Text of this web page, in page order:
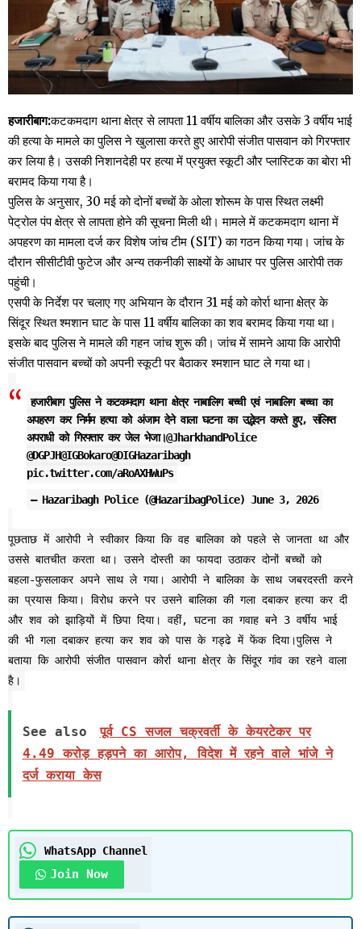
हजारीबाग:कटकमदाग थाना क्षेत्र से लापता 11 वर्षीय बालिका और उसके 3 वर्षीय भाई
की हत्या के मामले का पुलिस ने खुलासा करते हुए आरोपी संजीत पासवान को गिरफ्तार
कर लिया है। उसकी निशानदेही पर हत्या में प्रयुक्त स्कूटी और प्लास्टिक का बोरा भी
बरामद किया गया है।
पुलिस के अनुसार, 30 मई को दोनों बच्चों के ओला शोरूम के पास स्थित लक्ष्मी
पेट्रोल पंप क्षेत्र से लापता होने की सूचना मिली थी। मामले में कटकमदाग थाना में
अपहरण का मामला दर्ज कर विशेष जांच टीम (SIT) का गठन किया गया। जांच के
दौरान सीसीटीवी फुटेज और अन्य तकनीकी साक्ष्यों के आधार पर पुलिस आरोपी तक
पहुंची।
एसपी के निर्देश पर चलाए गए अभियान के दौरान 31 मई को कोर्रा थाना क्षेत्र के
सिंदूर स्थित श्मशान घाट के पास 11 वर्षीय बालिका का शव बरामद किया गया था।
इसके बाद पुलिस ने मामले की गहन जांच शुरू की। जांच में सामने आया कि आरोपी
संजीत पासवान बच्चों को अपनी स्कूटी पर बैठाकर श्मशान घाट ले गया था।
हजारीबाग पुलिस ने कटकमदाग थाना क्षेत्र नाबालिग बच्ची एवं नाबालिग बच्चा का
अपहरण कर निर्मम हत्या को अंजाम देने वाला घटना का उद्भेदन करते हुए, संलिप्त
अपराधी को गिरफ्तार कर जेल भेजा।@JharkhandPolice
@DGPJH@IGBokaro@DIGHazaribagh
pic.twitter.com/aRoAXHWuPs
— Hazaribagh Police (@HazaribagPolice) June 3, 2026
पूछताछ में आरोपी ने स्वीकार किया कि वह बालिका को पहले से जानता था और
उससे बातचीत करता था। उसने दोस्ती का फायदा उठाकर दोनों बच्चों को
बहला-फुसलाकर अपने साथ ले गया। आरोपी ने बालिका के साथ जबरदस्ती करने
का प्रयास किया। विरोध करने पर उसने बालिका की गला दबाकर हत्या कर दी
और शव को झाड़ियों में छिपा दिया। वहीं, घटना का गवाह बने 3 वर्षीय भाई
की भी गला दबाकर हत्या कर शव को पास के गड्ढे में फेंक दिया।पुलिस ने
बताया कि आरोपी संजीत पासवान कोर्रा थाना क्षेत्र के सिंदूर गांव का रहने वाला
है।
See also
पूर्व CS सजल चक्रवर्ती के केयरटेकर पर
4.49 करोड़ हड़पने का आरोप, विदेश में रहने वाले भांजे ने
दर्ज कराया केस
WhatsApp Channel
Join Now